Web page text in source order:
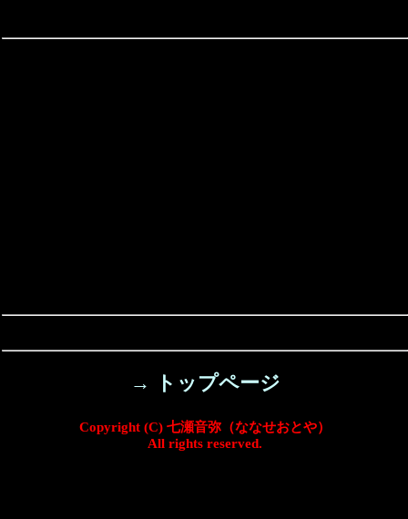
→ トップページ
Copyright (C) 七瀬音弥（ななせおとや）
All rights reserved.